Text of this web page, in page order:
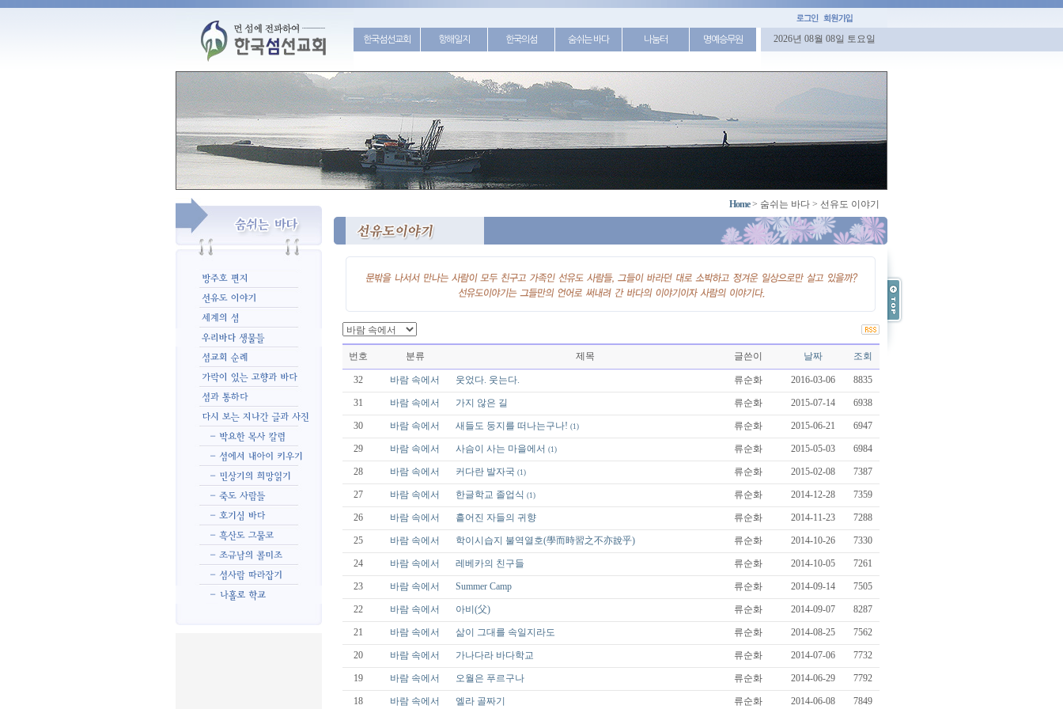
한국섬선교회 항해일지 한국의섬 숨쉬는 바다 나눔터 명예승무원 2026년 08월 08일 토요일
Home> 숨쉬는 바다 > 선유도 이야기
번호 분류 제목 글쓴이 날짜 조회
32 바람 속에서 웃었다. 웃는다. 류순화 2016-03-06 8835
31 바람 속에서 가지 않은 길 류순화 2015-07-14 6938
30 바람 속에서 새들도 둥지를 떠나는구나! (1) 류순화 2015-06-21 6947
29 바람 속에서 사슴이 사는 마을에서 (1) 류순화 2015-05-03 6984
28 바람 속에서 커다란 발자국 (1) 류순화 2015-02-08 7387
27 바람 속에서 한글학교 졸업식 (1) 류순화 2014-12-28 7359
26 바람 속에서 흩어진 자들의 귀향 류순화 2014-11-23 7288
25 바람 속에서 학이시습지 불역열호(學而時習之不亦說乎) 류순화 2014-10-26 7330
24 바람 속에서 레베카의 친구들 류순화 2014-10-05 7261
23 바람 속에서 Summer Camp 류순화 2014-09-14 7505
22 바람 속에서 아비(父) 류순화 2014-09-07 8287
21 바람 속에서 삶이 그대를 속일지라도 류순화 2014-08-25 7562
20 바람 속에서 가나다라 바다학교 류순화 2014-07-06 7732
19 바람 속에서 오월은 푸르구나 류순화 2014-06-29 7792
18 바람 속에서 엘라 골짜기 류순화 2014-06-08 7849